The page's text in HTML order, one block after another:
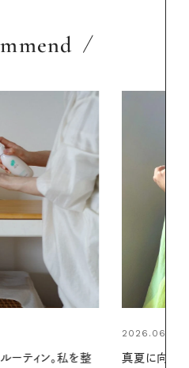
ーブが香るひん
2026.07.24
夏の髪と心